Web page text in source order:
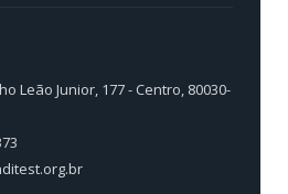
Leão Junior, 177 - Centro, 80030-